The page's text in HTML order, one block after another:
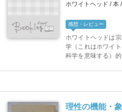
ホワイトヘッド 本
感想・レビュー
ホワイトヘッドは
学（これはホワイ
科学を意味する）
理性の機能・